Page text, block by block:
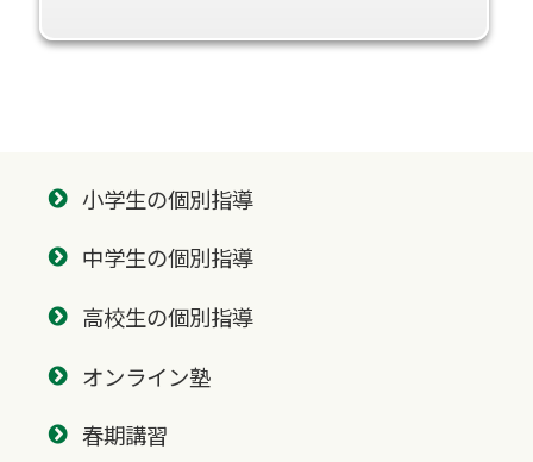
小学生の個別指導
中学生の個別指導
高校生の個別指導
オンライン塾
春期講習